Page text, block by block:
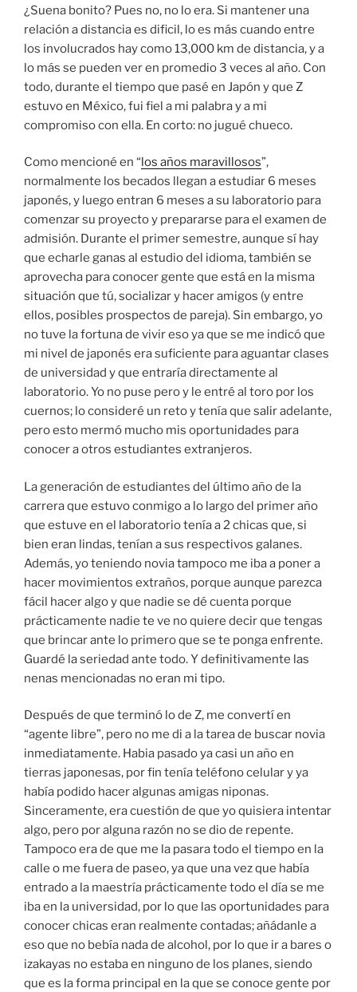
¿Suena bonito? Pues no, no lo era. Si mantener una
relación a distancia es dificil, lo es más cuando entre
los involucrados hay como 13,000 km de distancia, y a
lo más se pueden ver en promedio 3 veces al año. Con
todo, durante el tiempo que pasé en Japón y que Z
estuvo en México, fui fiel a mi palabra y a mi
compromiso con ella. En corto: no jugué chueco.
Como mencioné en “los años maravillosos”,
normalmente los becados llegan a estudiar 6 meses
japonés, y luego entran 6 meses a su laboratorio para
comenzar su proyecto y prepararse para el examen de
admisión. Durante el primer semestre, aunque sí hay
que echarle ganas al estudio del idioma, también se
aprovecha para conocer gente que está en la misma
situación que tú, socializar y hacer amigos (y entre
ellos, posibles prospectos de pareja). Sin embargo, yo
no tuve la fortuna de vivir eso ya que se me indicó que
mi nivel de japonés era suficiente para aguantar clases
de universidad y que entraría directamente al
laboratorio. Yo no puse pero y le entré al toro por los
cuernos; lo consideré un reto y tenía que salir adelante,
pero esto mermó mucho mis oportunidades para
conocer a otros estudiantes extranjeros.
La generación de estudiantes del último año de la
carrera que estuvo conmigo a lo largo del primer año
que estuve en el laboratorio tenía a 2 chicas que, si
bien eran lindas, tenían a sus respectivos galanes.
Además, yo teniendo novia tampoco me iba a poner a
hacer movimientos extraños, porque aunque parezca
fácil hacer algo y que nadie se dé cuenta porque
prácticamente nadie te ve no quiere decir que tengas
que brincar ante lo primero que se te ponga enfrente.
Guardé la seriedad ante todo. Y definitivamente las
nenas mencionadas no eran mi tipo.
Después de que terminó lo de Z, me convertí en
“agente libre”, pero no me di a la tarea de buscar novia
inmediatamente. Habia pasado ya casi un año en
tierras japonesas, por fin tenía teléfono celular y ya
había podido hacer algunas amigas niponas.
Sinceramente, era cuestión de que yo quisiera intentar
algo, pero por alguna razón no se dio de repente.
Tampoco era de que me la pasara todo el tiempo en la
calle o me fuera de paseo, ya que una vez que había
entrado a la maestría prácticamente todo el día se me
iba en la universidad, por lo que las oportunidades para
conocer chicas eran realmente contadas; añádanle a
eso que no bebía nada de alcohol, por lo que ir a bares o
izakayas no estaba en ninguno de los planes, siendo
que es la forma principal en la que se conoce gente por